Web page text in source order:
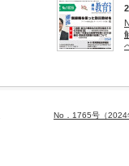
No．1765号（2024